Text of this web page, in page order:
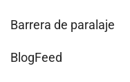
Barrera de paralaje
BlogFeed